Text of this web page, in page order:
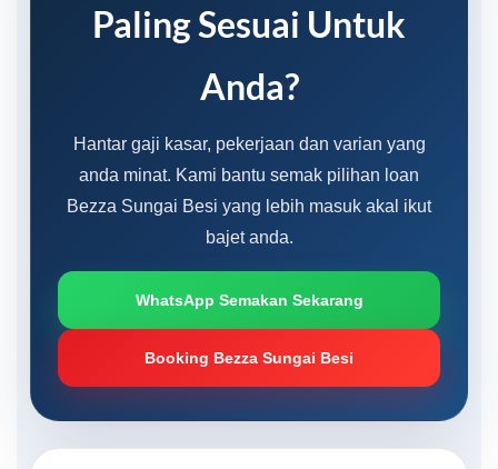
Paling Sesuai Untuk
Anda?
Hantar gaji kasar, pekerjaan dan varian yang
anda minat. Kami bantu semak pilihan loan
Bezza Sungai Besi yang lebih masuk akal ikut
bajet anda.
WhatsApp Semakan Sekarang
Booking Bezza Sungai Besi